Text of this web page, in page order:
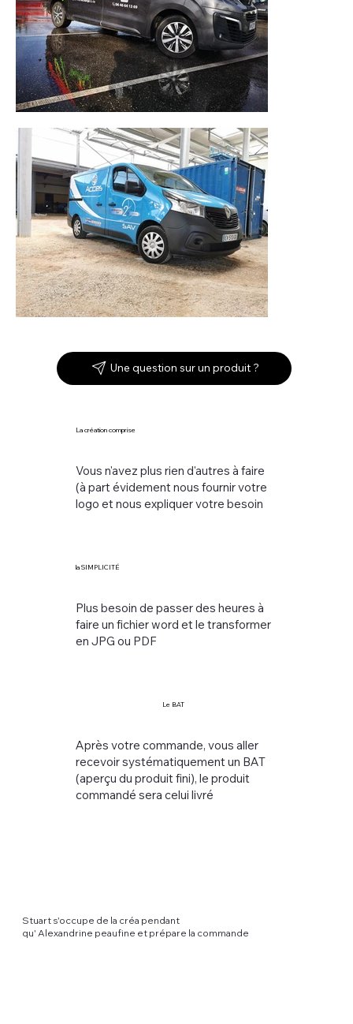
La création comprise
Vous n'avez plus rien d'autres à faire
(à part évidement nous fournir votre
logo et nous expliquer votre besoin
la SIMPLICITÉ
Plus besoin de passer des heures à
faire un fichier word et le transformer
en JPG ou PDF
Le BAT
Après votre commande, vous aller
recevoir systématiquement un BAT
(aperçu du produit fini), le produit
commandé sera celui livré
Stuart s'occupe de la créa pendant
qu' Alexandrine peaufine et prépare la commande
Une question sur un produit ?